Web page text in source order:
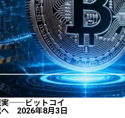
実──ビットコイ
へ 2026年8月3日